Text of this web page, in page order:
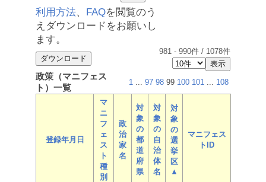
利用方法、 FAQを閲覧のう
えダウンロードをお願いし
ます。
981 - 990件 / 1078件
政策（マニフェス
ト）一覧
1 ... 97 98 99 100 101 ... 108
登録年月日
マ
ニ
フ
ェ
ス
ト
種
別
政
治
家
名
対
象
の
都
道
府
県
対
象
の
自
治
体
名
対
象
の
選
挙
区
▲
マニフェス
トID